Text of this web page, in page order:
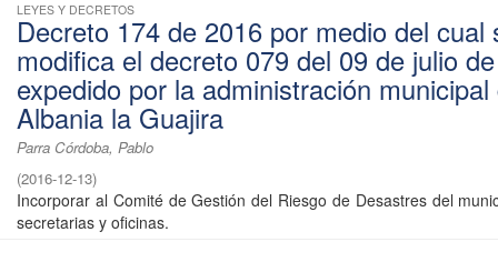
LEYES Y DECRETOS
Decreto 174 de 2016 por medio del cual
modifica el decreto 079 del 09 de julio
expedido por la administración municipal
Albania la Guajira
Parra Córdoba, Pablo
(2016-12-13)
Incorporar al Comité de Gestión del Riesgo de Desastres del
secretarias y oficinas.